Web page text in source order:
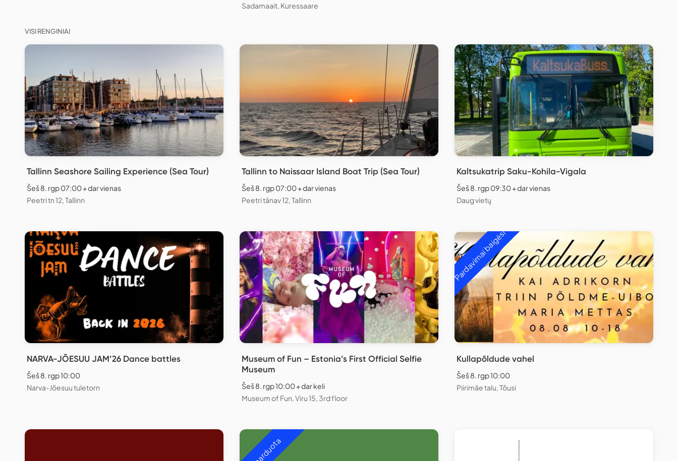
Sadamaait, Kuressaare
VISI RENGINIAI
Tallinn Seashore Sailing Experience (Sea Tour)
Šeš 8. rgp 07:00 + dar vienas
Peetri tn 12, Tallinn
Tallinn to Naissaar Island Boat Trip (Sea Tour)
Šeš 8. rgp 07:00 + dar vienas
Peetri tänav 12, Tallinn
Kaltsukatrip Saku-Kohila-Vigala
Šeš 8. rgp 09:30 + dar vienas
Daug vietų
NARVA-JÕESUU JAM’26 Dance battles
Šeš 8. rgp 10:00
Narva-Jõesuu tuletorn
Museum of Fun – Estonia’s First Official Selfie
Museum
Šeš 8. rgp 10:00 + dar keli
Museum of Fun, Viru 15, 3rd floor
Pardavimai baigėsi
Kullapõldude vahel
Šeš 8. rgp 10:00
Piirimäe talu, Tõusi
Išparduota